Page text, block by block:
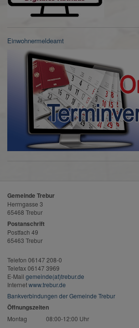
Einwohnermeldeamt
Gemeinde Trebur
Herrngasse 3
65468 Trebur
Postanschrift
Postfach 49
65463 Trebur
Telefon 06147 208-0
Telefax 06147 3969
E-Mail gemeinde(at)trebur.de
Internetwww.trebur.de
Bankverbindungen der Gemeinde Trebur
Öffnungszeiten
Montag
08:00-12:00 Uhr